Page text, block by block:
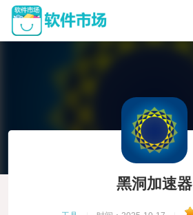
黑洞加速器